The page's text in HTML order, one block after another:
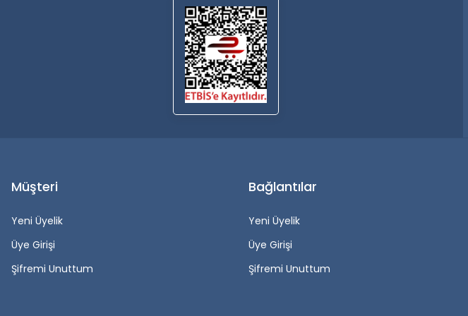
Müşteri
Yeni Üyelik
Üye Girişi
Şifremi Unuttum
Bağlantılar
Yeni Üyelik
Üye Girişi
Şifremi Unuttum